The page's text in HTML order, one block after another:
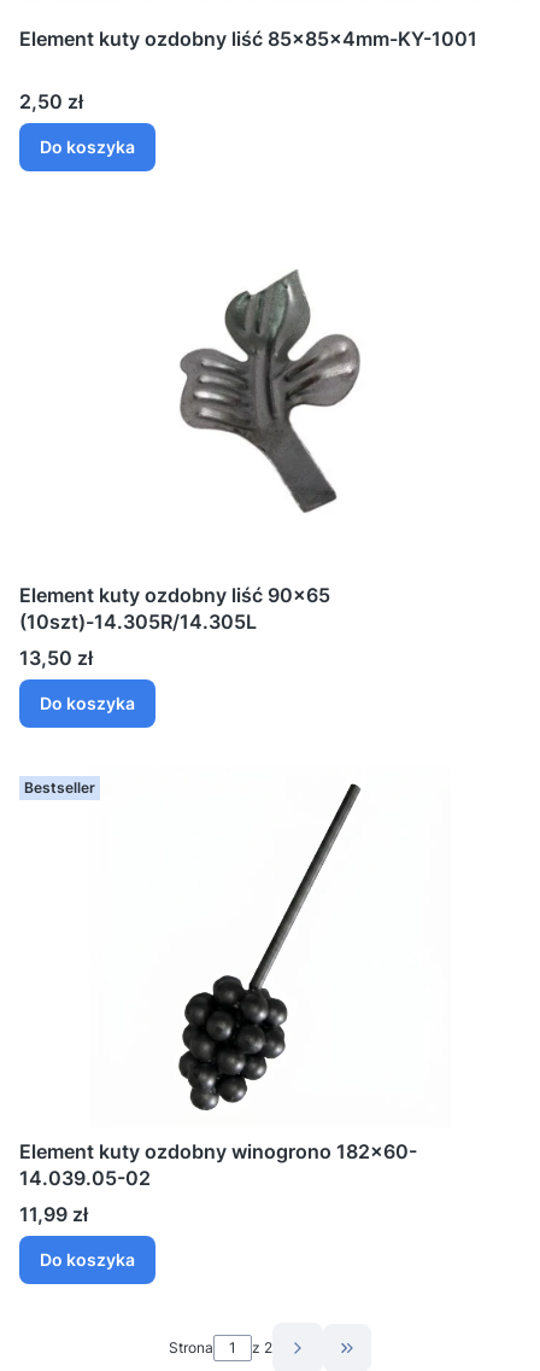
Element kuty ozdobny liść 85x85x4mm-KY-1001
Cena
2,50 zł
Do koszyka
Element kuty ozdobny liść 90x65
(10szt)-14.305R/14.305L
Cena
13,50 zł
Do koszyka
Bestseller
Element kuty ozdobny winogrono 182x60-
14.039.05-02
Cena
11,99 zł
Do koszyka
Strona z 2 Przejdź do ostatniej